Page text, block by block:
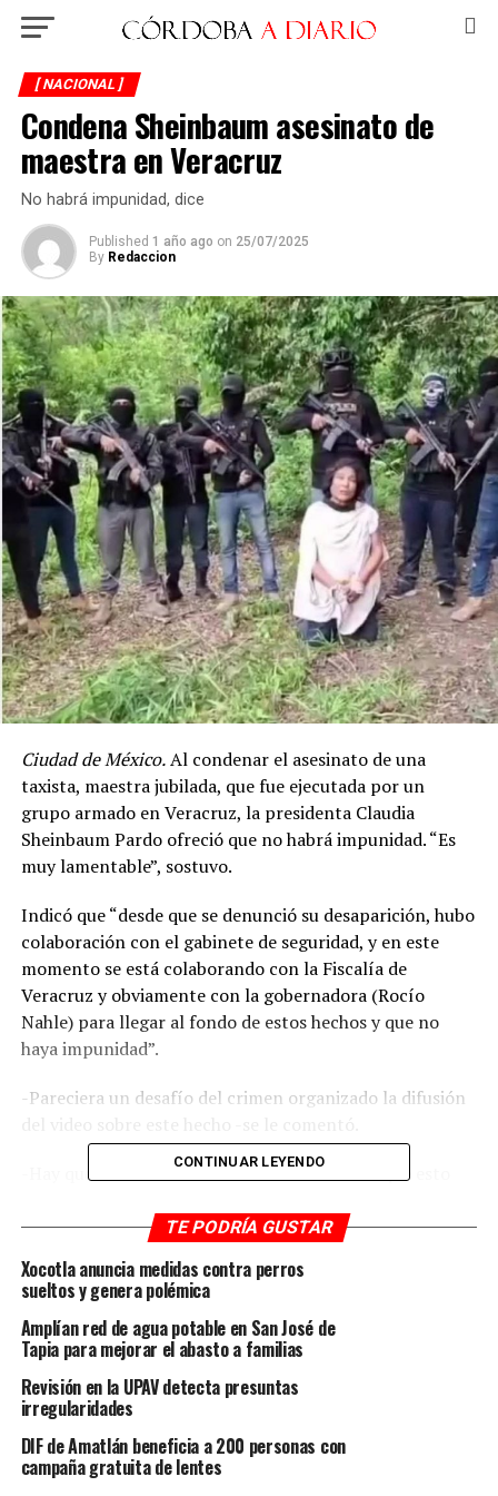
[ NACIONAL ]
Condena Sheinbaum asesinato de
maestra en Veracruz
No habrá impunidad, dice
Published 1 año ago on 25/07/2025
By Redaccion
Ciudad de México.Al condenar el asesinato de una
taxista, maestra jubilada, que fue ejecutada por un
grupo armado en Veracruz, la presidenta Claudia
Sheinbaum Pardo ofreció que no habrá impunidad. “Es
muy lamentable”, sostuvo.
Indicó que “desde que se denunció su desaparición, hubo
colaboración con el gabinete de seguridad, y en este
momento se está colaborando con la Fiscalía de
Veracruz y obviamente con la gobernadora (Rocío
Nahle) para llegar al fondo de estos hechos y que no
haya impunidad”.
-Pareciera un desafío del crimen organizado la difusión
-Hay que ver exactamente la condición en la que esto
impunidad.
“Hemos estado trabajando desde el primer día en todo
lo que tiene que ver con la seguridad en el país y
particularmente en el tema de las extorsiones o
cualquier cuota que pudiera pagando cualquier pequeño
empresario, gran empresario, relacionado con algún
asunto de extorsión”, respondió.
El operativo que se hizo en colaboración con el Estado
de México recientemente “y en otros lugares del país lo
CONTINUAR LEYENDO
TE PODRÍA GUSTAR
Xocotla anuncia medidas contra perros
sueltos y genera polémica
Amplían red de agua potable en San José de
Tapia para mejorar el abasto a familias
Revisión en la UPAV detecta presuntas
irregularidades
DIF de Amatlán beneficia a 200 personas con
campaña gratuita de lentes